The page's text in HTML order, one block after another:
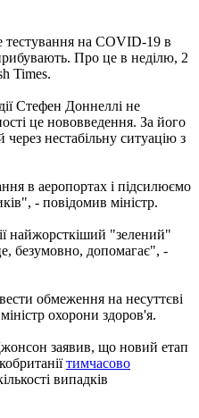
тестування на COVID-19 в
Про це в неділю, 2
Times.
Стефен Доннеллі не
це нововведення. За його
нестабільну ситуацію з
в аеропортах і підсилюємо
- повідомив міністр.
найжорсткіший "зелений"
безумовно, допомагає", -
обмеження на несуттєві
охорони здоров'я.
заявив, що новий етап
тимчасово
випадків